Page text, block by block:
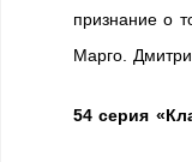
признание о
Марго.
54 серия